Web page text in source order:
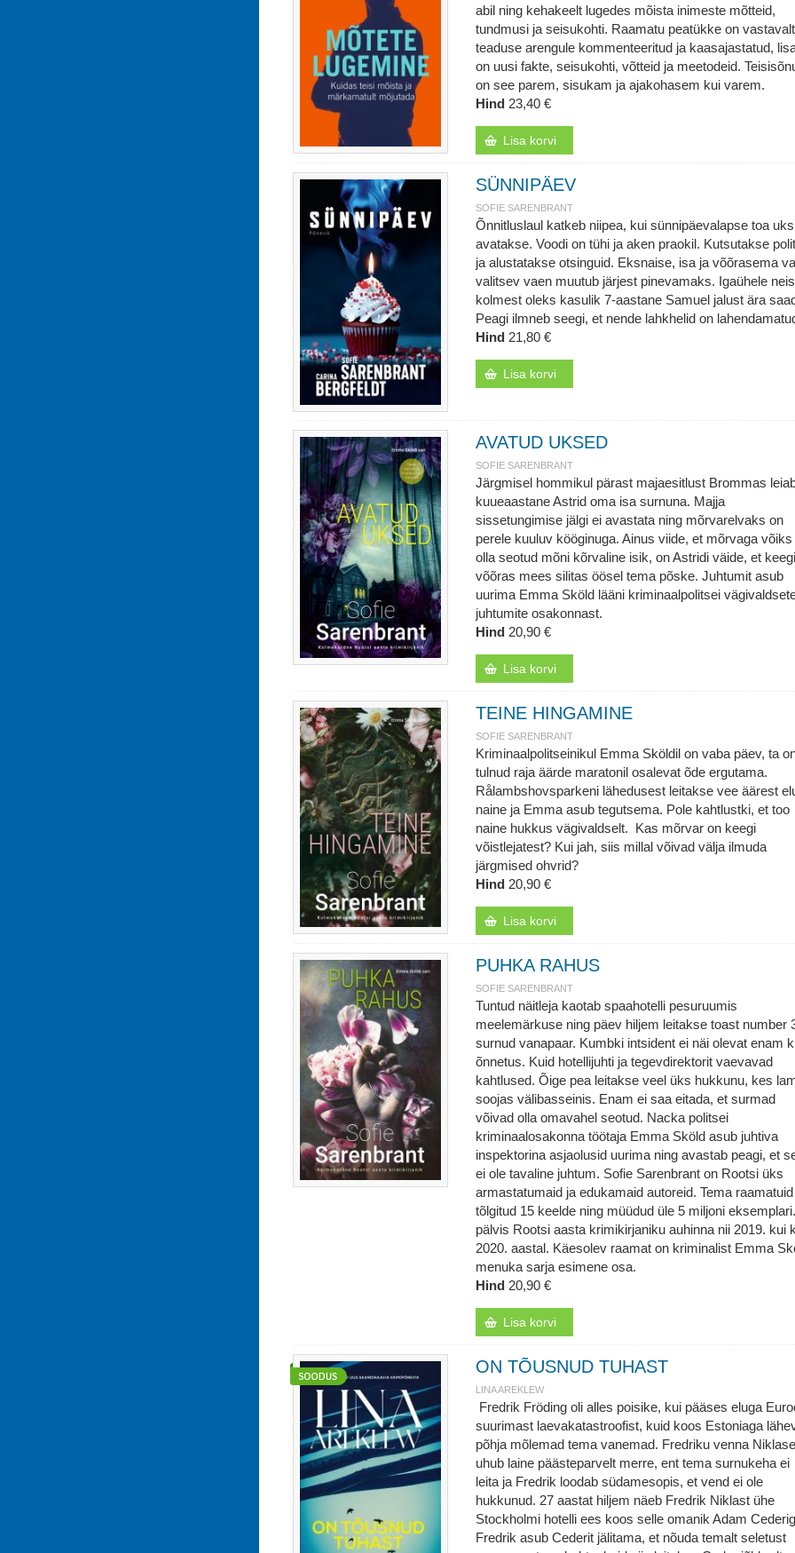
abil ning kehakeelt lugedes mõista inimeste mõtteid,
tundmusi ja seisukohti. Raamatu peatükke on vastavalt
teaduse arengule kommenteeritud ja kaasajastatud,
on uusi fakte, seisukohti, võtteid ja meetodeid.
on see parem, sisukam ja ajakohasem kui varem.
Hind 23,40 €
Lisa korvi
SÜNNIPÄEV
SOFIE SARENBRANT
Õnnitluslaul katkeb niipea, kui sünnipäevalapse toa uks
avatakse. Voodi on tühi ja aken praokil. Kutsutakse
ja alustatakse otsinguid. Eksnaise, isa ja võõrasema
valitsev vaen muutub järjest pinevamaks. Igaühele
kolmest oleks kasulik 7-aastane Samuel jalust ära
Peagi ilmneb seegi, et nende lahkhelid on
Hind 21,80 €
Lisa korvi
AVATUD UKSED
SOFIE SARENBRANT
Järgmisel hommikul pärast majaesitlust Brommas
kuueaastane Astrid oma isa surnuna. Majja
sissetungimise jälgi ei avastata ning mõrvarelvaks on
perele kuuluv kööginuga. Ainus viide, et mõrvaga võiks
olla seotud mõni kõrvaline isik, on Astridi väide, et keegi
võõras mees silitas öösel tema põske. Juhtumit asub
uurima Emma Sköld lääni kriminaalpolitsei
juhtumite osakonnast.
Hind 20,90 €
Lisa korvi
TEINE HINGAMINE
SOFIE SARENBRANT
Kriminaalpolitseinikul Emma Sköldil on vaba päev, ta
tulnud raja äärde maratonil osalevat õde ergutama.
Rålambshovsparkeni lähedusest leitakse vee äärest
naine ja Emma asub tegutsema. Pole kahtlustki, et too
naine hukkus vägivaldselt. Kas mõrvar on keegi
võistlejatest? Kui jah, siis millal võivad välja ilmuda
järgmised ohvrid?
Hind 20,90 €
Lisa korvi
PUHKA RAHUS
SOFIE SARENBRANT
Tuntud näitleja kaotab spaahotelli pesuruumis
meelemärkuse ning päev hiljem leitakse toast number
surnud vanapaar. Kumbki intsident ei näi olevat enam
õnnetus. Kuid hotellijuhti ja tegevdirektorit vaevavad
kahtlused. Õige pea leitakse veel üks hukkunu, kes
soojas välibasseinis. Enam ei saa eitada, et surmad
võivad olla omavahel seotud. Nacka politsei
kriminaalosakonna töötaja Emma Sköld asub juhtiva
inspektorina asjaolusid uurima ning avastab peagi, et
ei ole tavaline juhtum. Sofie Sarenbrant on Rootsi üks
armastatumaid ja edukamaid autoreid. Tema
tõlgitud 15 keelde ning müüdud üle 5 miljoni
pälvis Rootsi aasta krimikirjaniku auhinna nii 2019. kui
2020. aastal. Käesolev raamat on kriminalist Emma
menuka sarja esimene osa.
Hind 20,90 €
Lisa korvi
ON TÕUSNUD TUHAST
LINA AREKLEW
Fredrik Fröding oli alles poisike, kui pääses eluga
suurimast laevakatastroofist, kuid koos Estoniaga
põhja mõlemad tema vanemad. Fredriku venna Niklase
uhub laine päästeparvelt merre, ent tema surnukeha ei
leita ja Fredrik loodab südamesopis, et vend ei ole
hukkunud. 27 aastat hiljem näeb Fredrik Niklast ühe
Stockholmi hotelli ees koos selle omanik Adam
Fredrik asub Cederit jälitama, et nõuda temalt seletust